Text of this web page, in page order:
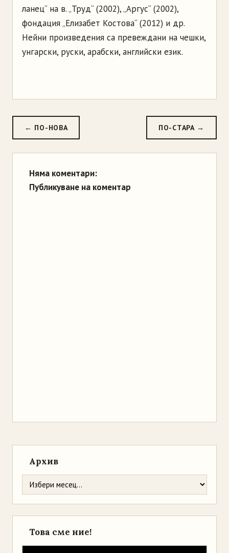
ланец“ на в. „Труд“ (2002), „Аргус“ (2002),
фондация „Елизабет Костова“ (2012) и др.
Нейни произведения са превеждани на чешки,
унгарски, руски, арабски, английски език.
← ПО-НОВА ПО-СТАРА →
Няма коментари:
Публикуване на коментар
Архив
Това сме ние!